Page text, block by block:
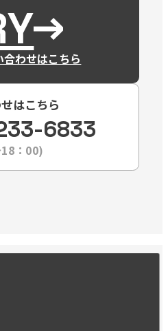
わせはこちら
はこちら
6833
：00)